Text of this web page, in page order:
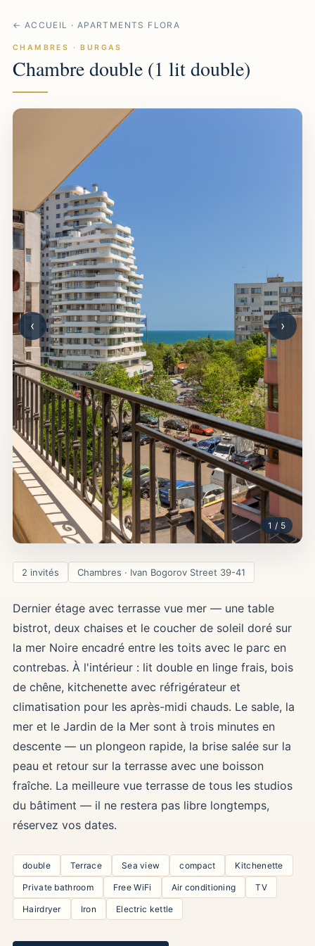
← ACCUEIL · APARTMENTS FLORA
CHAMBRES · BURGAS
Chambre double (1 lit double)
‹ ›
1 / 5
2 invités Chambres · Ivan Bogorov Street 39-41
Dernier étage avec terrasse vue mer — une table
bistrot, deux chaises et le coucher de soleil doré sur
la mer Noire encadré entre les toits avec le parc en
contrebas. À l'intérieur : lit double en linge frais, bois
de chêne, kitchenette avec réfrigérateur et
climatisation pour les après-midi chauds. Le sable, la
mer et le Jardin de la Mer sont à trois minutes en
descente — un plongeon rapide, la brise salée sur la
peau et retour sur la terrasse avec une boisson
fraîche. La meilleure vue terrasse de tous les studios
du bâtiment — il ne restera pas libre longtemps,
réservez vos dates.
double Terrace Sea view compact Kitchenette
Private bathroom Free WiFi Air conditioning TV
Hairdryer Iron Electric kettle